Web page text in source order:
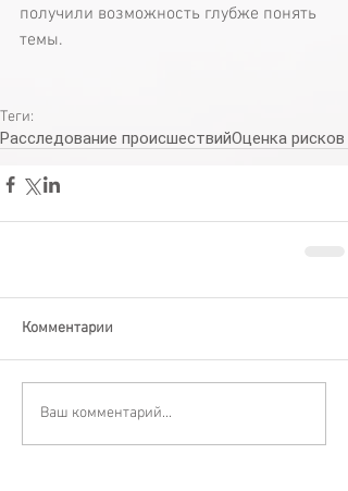
получили возможность глубже понять
темы.
Теги:
Расследование происшествийОценка рисков
Комментарии
Ваш комментарий...